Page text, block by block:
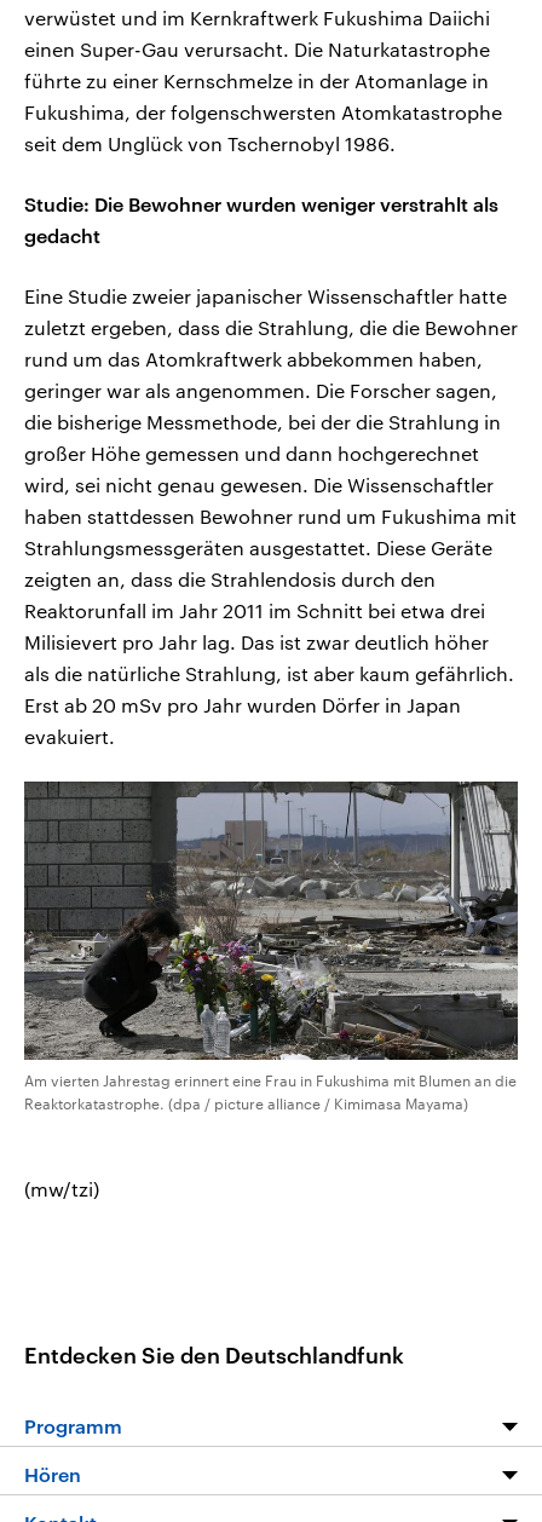
verwüstet und im Kernkraftwerk Fukushima Daiichi
einen Super-Gau verursacht. Die Naturkatastrophe
führte zu einer Kernschmelze in der Atomanlage in
Fukushima, der folgenschwersten Atomkatastrophe
seit dem Unglück von Tschernobyl 1986.
Studie: Die Bewohner wurden weniger verstrahlt als
gedacht
Eine Studie zweier japanischer Wissenschaftler hatte
zuletzt ergeben, dass die Strahlung, die die Bewohner
rund um das Atomkraftwerk abbekommen haben,
geringer war als angenommen. Die Forscher sagen,
die bisherige Messmethode, bei der die Strahlung in
großer Höhe gemessen und dann hochgerechnet
wird, sei nicht genau gewesen. Die Wissenschaftler
haben stattdessen Bewohner rund um Fukushima mit
Strahlungsmessgeräten ausgestattet. Diese Geräte
zeigten an, dass die Strahlendosis durch den
Reaktorunfall im Jahr 2011 im Schnitt bei etwa drei
Milisievert pro Jahr lag. Das ist zwar deutlich höher
als die natürliche Strahlung, ist aber kaum gefährlich.
Erst ab 20 mSv pro Jahr wurden Dörfer in Japan
evakuiert.
Am vierten Jahrestag erinnert eine Frau in Fukushima mit Blumen an die
Reaktorkatastrophe. (dpa / picture alliance / Kimimasa Mayama)
(mw/tzi)
Entdecken Sie den Deutschlandfunk
Programm
Hören
Livestream